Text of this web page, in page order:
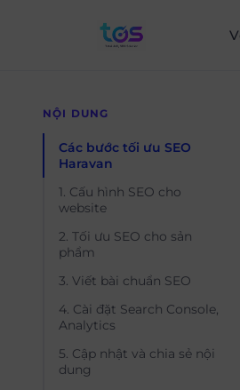
NỘI DUNG
Các bước tối ưu SEO
Haravan
1. Cấu hình SEO cho
website
2. Tối ưu SEO cho sản
phẩm
3. Viết bài chuẩn SEO
4. Cài đặt Search Console,
Analytics
5. Cập nhật và chia sẻ nội
dung